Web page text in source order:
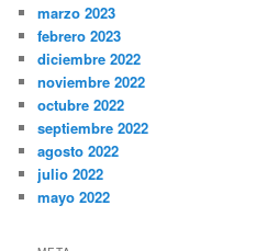
marzo 2023
febrero 2023
diciembre 2022
noviembre 2022
octubre 2022
septiembre 2022
agosto 2022
julio 2022
mayo 2022